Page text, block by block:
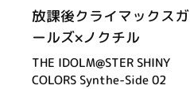
放課後クライマックスガ
ールズ×ノクチル
THE IDOLM@STER SHINY
COLORS Synthe-Side 02